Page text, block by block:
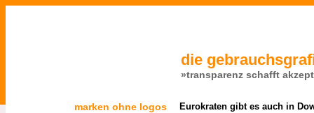
die
»transparenz schafft
marken ohne logos
Eurokraten gibt es auch in